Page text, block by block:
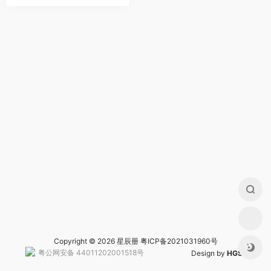
Copyright © 2026 星辰册 粤ICP备2021031960号
粤公网安备 44011202001518号Design by HGS